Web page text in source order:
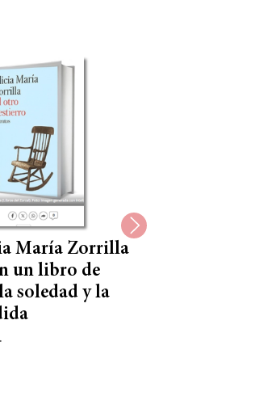
María Zorrilla
un libro de
soledad y la